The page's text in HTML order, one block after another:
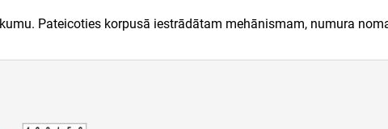
Pateicoties korpusā iestrādātam mehānismam, numura